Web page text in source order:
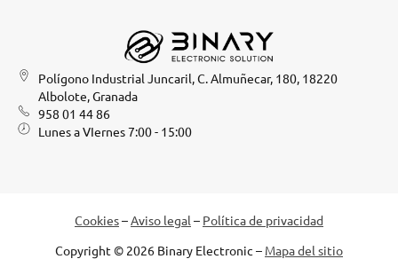
Polígono Industrial Juncaril, C. Almuñecar, 180, 18220
Albolote, Granada
958 01 44 86
Lunes a VIernes 7:00 - 15:00
Cookies–Aviso legal – Política de privacidad
Copyright © 2026 Binary Electronic – Mapa del sitio